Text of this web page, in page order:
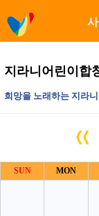
지라니어린이합
희망을 노래하는 지라
SUN MON